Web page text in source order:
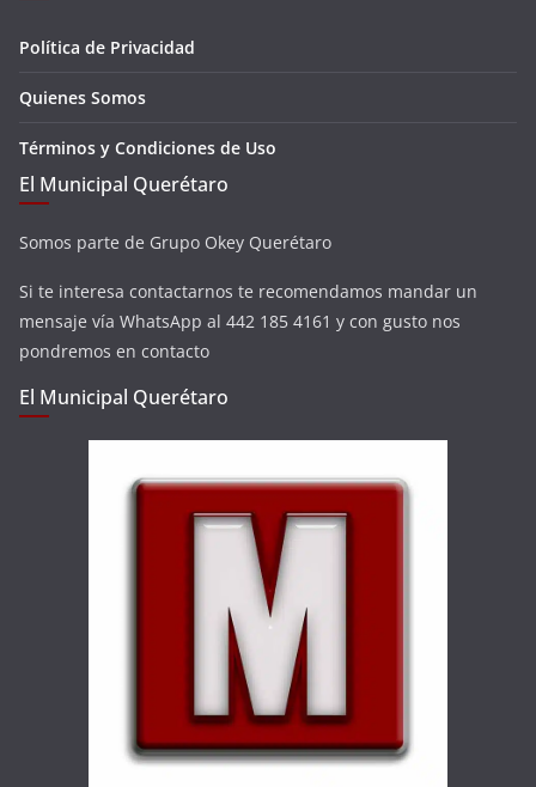
Política de Privacidad
Quienes Somos
Términos y Condiciones de Uso
El Municipal Querétaro
Somos parte de Grupo Okey Querétaro
Si te interesa contactarnos te recomendamos mandar un
mensaje vía WhatsApp al 442 185 4161 y con gusto nos
pondremos en contacto
El Municipal Querétaro